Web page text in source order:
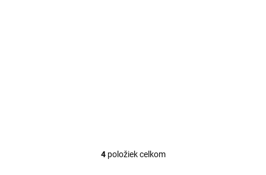
O
4položiek celkom